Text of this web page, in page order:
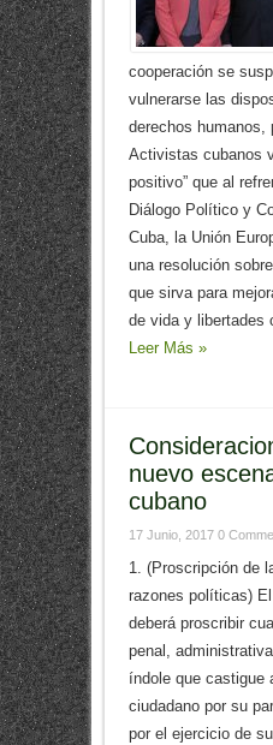
cooperación se
vulnerarse las
derechos humanos,
Activistas cubanos
positivo” que al
Diálogo Político y
Cuba, la Unión
una resolución
que sirva para
de vida y libertades
Leer Más »
nuevo
cubano
17 Junio, 2017 0
1. (Proscripción de
razones políticas)
deberá proscribir
penal,
índole que castigue
ciudadano por su
por el ejercicio de